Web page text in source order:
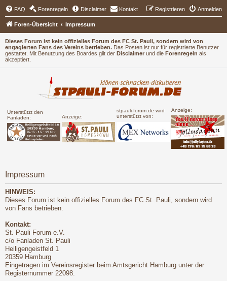
Dieses Forum ist kein offizielles Forum des FC St. Pauli, sondern wird von
engagierten Fans des Vereins betrieben. Das Posten ist nur für registrierte Benutzer
gestattet. Mit Benutzung des Boardes gilt der Disclaimer und die Forenregeln als
akzeptiert.
Unterstützt den
Fanladen:
Anzeige:
stpauli-forum.de wird
unterstützt von:
Anzeige:
FAQ Forenregeln Disclaimer Kontakt Anmelden
Registrieren
Foren-Übersicht Impressum
Impressum
HINWEIS:
Dieses Forum ist kein offizielles Forum des FC St. Pauli, sondern wird
von Fans betrieben.
Kontakt:
St. Pauli Forum e.V.
c/o Fanladen St. Pauli
Heiligengeistfeld 1
20359 Hamburg
Eingetragen im Vereinsregister beim Amtsgericht Hamburg unter der
Registernummer 22098.